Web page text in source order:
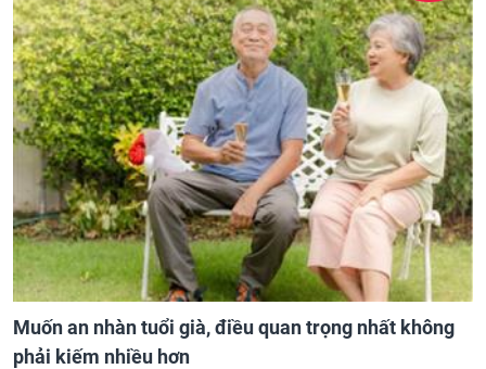
Muốn an nhàn tuổi già, điều quan trọng nhất không
phải kiếm nhiều hơn